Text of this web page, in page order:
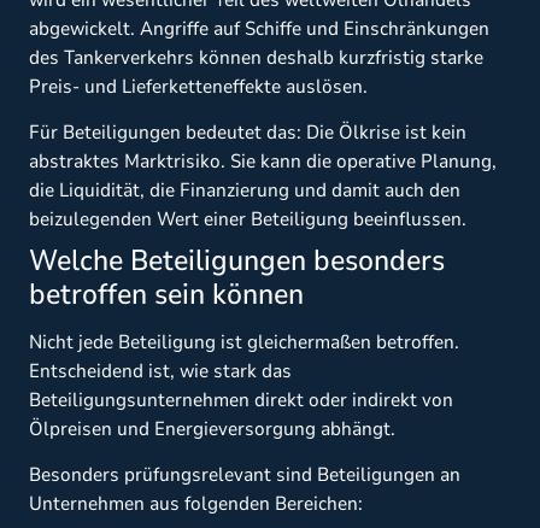
abgewickelt. Angriffe auf Schiffe und Einschränkungen
des Tankerverkehrs können deshalb kurzfristig starke
Preis- und Lieferketteneffekte auslösen.
Für Beteiligungen bedeutet das: Die Ölkrise ist kein
abstraktes Marktrisiko. Sie kann die operative Planung,
die Liquidität, die Finanzierung und damit auch den
beizulegenden Wert einer Beteiligung beeinflussen.
Welche Beteiligungen besonders
betroffen sein können
Nicht jede Beteiligung ist gleichermaßen betroffen.
Entscheidend ist, wie stark das
Beteiligungsunternehmen direkt oder indirekt von
Ölpreisen und Energieversorgung abhängt.
Besonders prüfungsrelevant sind Beteiligungen an
Unternehmen aus folgenden Bereichen: